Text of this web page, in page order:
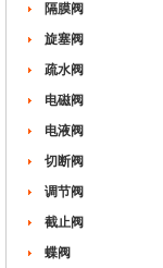
隔膜阀
旋塞阀
疏水阀
电磁阀
电液阀
切断阀
调节阀
截止阀
蝶阀